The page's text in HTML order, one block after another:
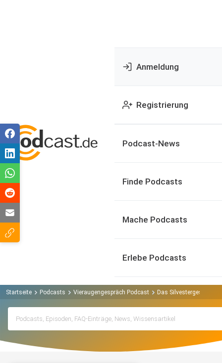
Anmeldung
Registrierung
Podcast-News
Finde Podcasts
Mache Podcasts
Erlebe Podcasts
Startseite Podcasts Vieraugengespräch Podcast Das Silvestergespräch